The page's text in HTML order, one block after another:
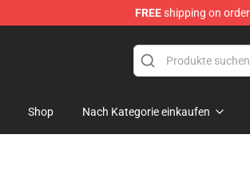
FREEshipping on
Shop Nach Kategorie einkaufen